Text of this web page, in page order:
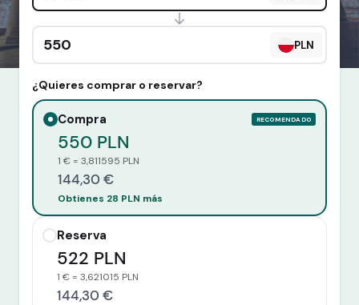
PLN
¿Quieres comprar o reservar?
Compra RECOMENDADO
550 PLN
1 € = 3,811595 PLN
144,30 €
Obtienes 28 PLN más
Reserva
522 PLN
1 € = 3,621015 PLN
144,30 €